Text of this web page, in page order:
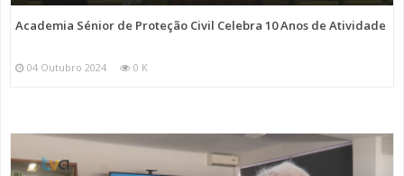
Academia Sénior de Proteção Civil Celebra 10 Anos de Atividade
04 Outubro 2024 0 K